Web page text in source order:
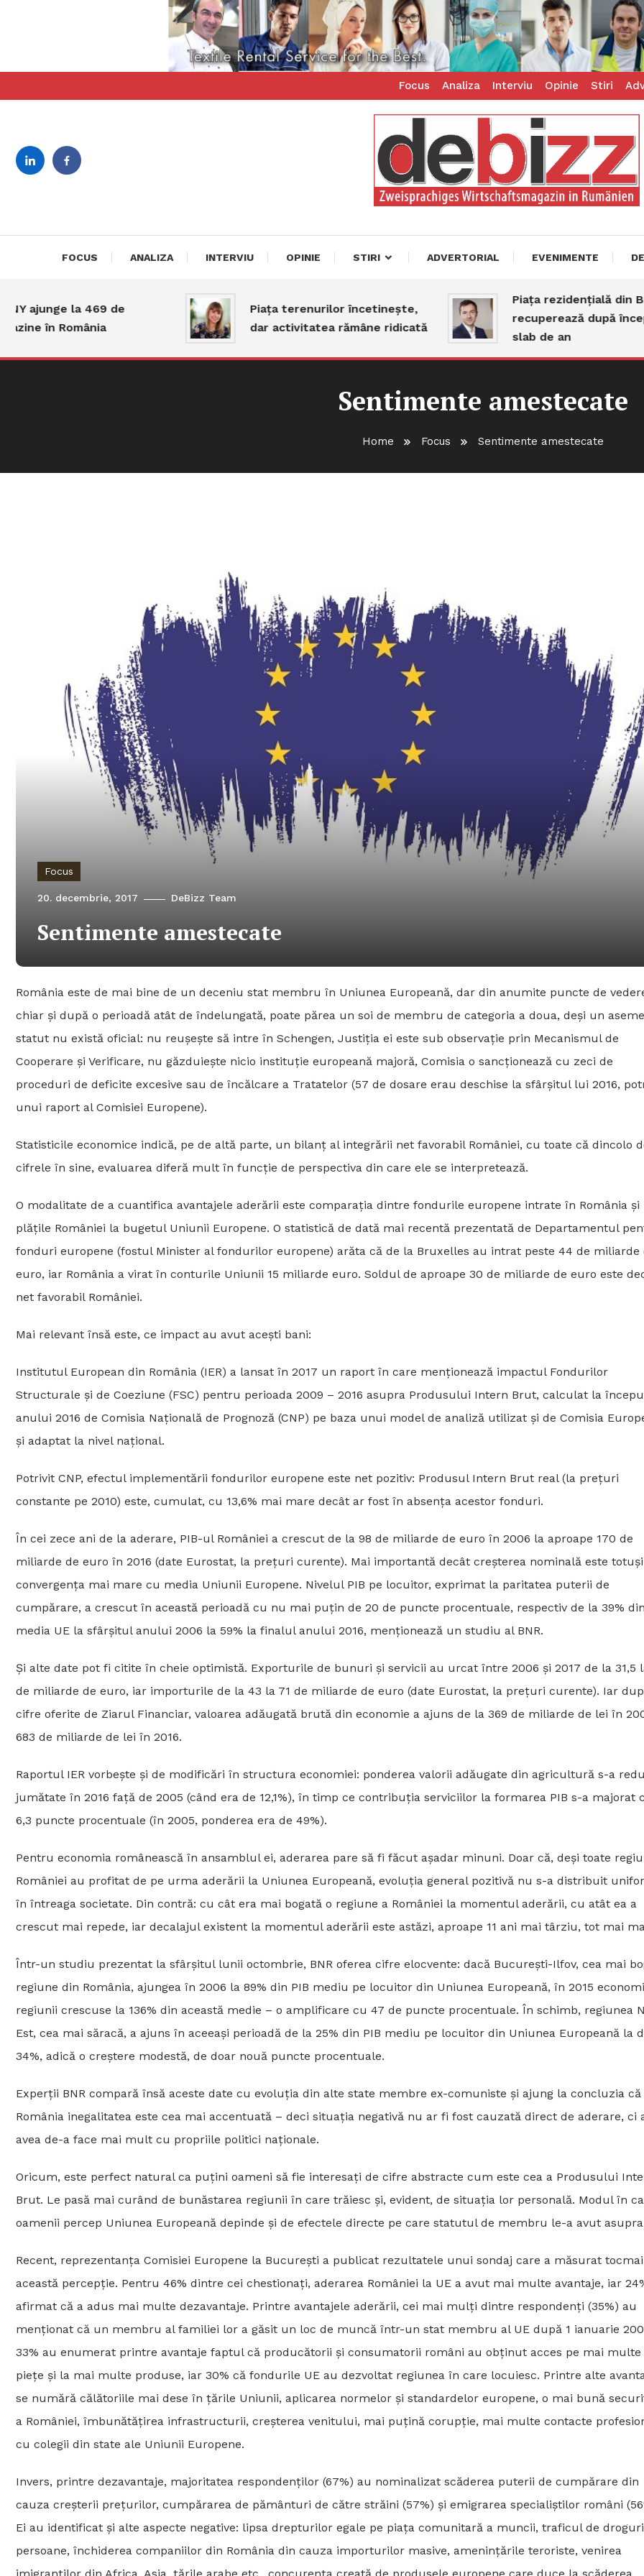
To
Focus Analiza Interviu Opinie Stiri
DeBizz
FOCUS ANALIZA INTERVIU OPINIE STIRI ADVERTORIAL EVENIMENTE
ajunge la 469 de
în România
Piața terenurilor încetinește,
dar activitatea rămâne ridicată
Piața rezidențială din
recuperează după
slab de an
Sentimente amestecate
Home Focus Sentimente amestecate
Focus
20. decembrie, 2017 DeBizz Team
Sentimente amestecate
România este de mai bine de un deceniu stat membru în Uniunea Europeană, dar din anumite puncte de
chiar și după o perioadă atât de îndelungată, poate părea un soi de membru de categoria a doua, deși un
statut nu există oficial: nu reușește să intre în Schengen, Justiția ei este sub observație prin Mecanismul de
Cooperare și Verificare, nu găzduiește nicio instituție europeană majoră, Comisia o sancționează cu zeci de
proceduri de deficite excesive sau de încălcare a Tratatelor (57 de dosare erau deschise la sfârșitul lui 2016,
unui raport al Comisiei Europene).
Statisticile economice indică, pe de altă parte, un bilanț al integrării net favorabil României, cu toate că dincolo
cifrele în sine, evaluarea diferă mult în funcție de perspectiva din care ele se interpretează.
O modalitate de a cuantifica avantajele aderării este comparația dintre fondurile europene intrate în România și
plățile României la bugetul Uniunii Europene. O statistică de dată mai recentă prezentată de Departamentul
fonduri europene (fostul Minister al fondurilor europene) arăta că de la Bruxelles au intrat peste 44 de miliarde
euro, iar România a virat în conturile Uniunii 15 miliarde euro. Soldul de aproape 30 de miliarde de euro este
net favorabil României.
Mai relevant însă este, ce impact au avut acești bani:
Institutul European din România (IER) a lansat în 2017 un raport în care menționează impactul Fondurilor
Structurale și de Coeziune (FSC) pentru perioada 2009 – 2016 asupra Produsului Intern Brut, calculat la
anului 2016 de Comisia Națională de Prognoză (CNP) pe baza unui model de analiză utilizat și de Comisia
și adaptat la nivel național.
Potrivit CNP, efectul implementării fondurilor europene este net pozitiv: Produsul Intern Brut real (la prețuri
constante pe 2010) este, cumulat, cu 13,6% mai mare decât ar fost în absența acestor fonduri.
În cei zece ani de la aderare, PIB-ul României a crescut de la 98 de miliarde de euro în 2006 la aproape 170 de
miliarde de euro în 2016 (date Eurostat, la prețuri curente). Mai importantă decât creșterea nominală este totuși
convergența mai mare cu media Uniunii Europene. Nivelul PIB pe locuitor, exprimat la paritatea puterii de
cumpărare, a crescut în această perioadă cu nu mai puțin de 20 de puncte procentuale, respectiv de la 39% din
media UE la sfârșitul anului 2006 la 59% la finalul anului 2016, menționează un studiu al BNR.
Și alte date pot fi citite în cheie optimistă. Exporturile de bunuri și servicii au urcat între 2006 și 2017 de la 31,5
de miliarde de euro, iar importurile de la 43 la 71 de miliarde de euro (date Eurostat, la prețuri curente). Iar
cifre oferite de Ziarul Financiar, valoarea adăugată brută din economie a ajuns de la 369 de miliarde de lei în
683 de miliarde de lei în 2016.
Raportul IER vorbește și de modificări în structura economiei: ponderea valorii adăugate din agricultură s-a
jumătate în 2016 față de 2005 (când era de 12,1%), în timp ce contribuția serviciilor la formarea PIB s-a majorat
6,3 puncte procentuale (în 2005, ponderea era de 49%).
Pentru economia românească în ansamblul ei, aderarea pare să fi făcut așadar minuni. Doar că, deși toate
României au profitat de pe urma aderării la Uniunea Europeană, evoluția general pozitivă nu s-a distribuit
în întreaga societate. Din contră: cu cât era mai bogată o regiune a României la momentul aderării, cu atât ea a
crescut mai repede, iar decalajul existent la momentul aderării este astăzi, aproape 11 ani mai târziu, tot mai
Într-un studiu prezentat la sfârșitul lunii octombrie, BNR oferea cifre elocvente: dacă București-Ilfov, cea mai
regiune din România, ajungea în 2006 la 89% din PIB mediu pe locuitor din Uniunea Europeană, în 2015
regiunii crescuse la 136% din această medie – o amplificare cu 47 de puncte procentuale. În schimb, regiunea
Est, cea mai săracă, a ajuns în aceeași perioadă de la 25% din PIB mediu pe locuitor din Uniunea Europeană la
34%, adică o creștere modestă, de doar nouă puncte procentuale.
Experții BNR compară însă aceste date cu evoluția din alte state membre ex-comuniste și ajung la concluzia că
România inegalitatea este cea mai accentuată – deci situația negativă nu ar fi fost cauzată direct de aderare, ci
avea de-a face mai mult cu propriile politici naționale.
Oricum, este perfect natural ca puțini oameni să fie interesați de cifre abstracte cum este cea a Produsului
Brut. Le pasă mai curând de bunăstarea regiunii în care trăiesc și, evident, de situația lor personală. Modul în
oamenii percep Uniunea Europeană depinde și de efectele directe pe care statutul de membru le-a avut
Recent, reprezentanța Comisiei Europene la București a publicat rezultatele unui sondaj care a măsurat tocmai
această percepție. Pentru 46% dintre cei chestionați, aderarea României la UE a avut mai multe avantaje, iar
afirmat că a adus mai multe dezavantaje. Printre avantajele aderării, cei mai mulți dintre respondenți (35%) au
menționat că un membru al familiei lor a găsit un loc de muncă într-un stat membru al UE după 1 ianuarie
33% au enumerat printre avantaje faptul că producătorii și consumatorii români au obținut acces pe mai multe
piețe și la mai multe produse, iar 30% că fondurile UE au dezvoltat regiunea în care locuiesc. Printre alte
se numără călătoriile mai dese în țările Uniunii, aplicarea normelor și standardelor europene, o mai bună
a României, îmbunătățirea infrastructurii, creșterea venitului, mai puțină corupție, mai multe contacte
cu colegii din state ale Uniunii Europene.
Invers, printre dezavantaje, majoritatea respondenților (67%) au nominalizat scăderea puterii de cumpărare din
cauza creșterii prețurilor, cumpărarea de pământuri de către străini (57%) și emigrarea specialiștilor români
Ei au identificat și alte aspecte negative: lipsa drepturilor egale pe piața comunitară a muncii, traficul de
persoane, închiderea companiilor din România din cauza importurilor masive, amenințările teroriste, venirea